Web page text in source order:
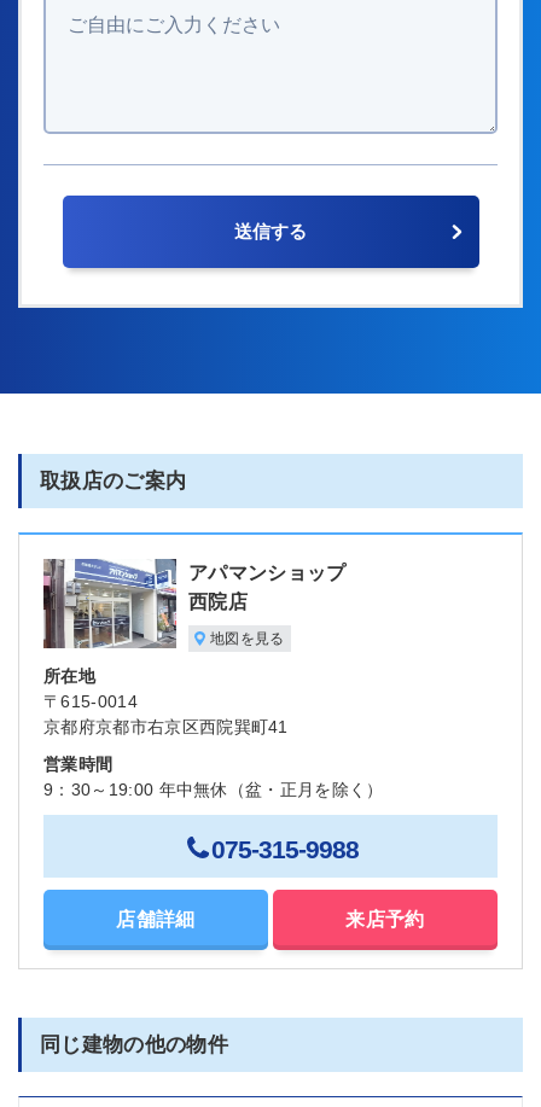
取扱店のご案内
アパマンショップ
西院店
地図を見る
所在地
〒615-0014
京都府京都市右京区西院巽町41
営業時間
9：30～19:00 年中無休（盆・正月を除く）
075-315-9988
店舗詳細 来店予約
同じ建物の他の物件